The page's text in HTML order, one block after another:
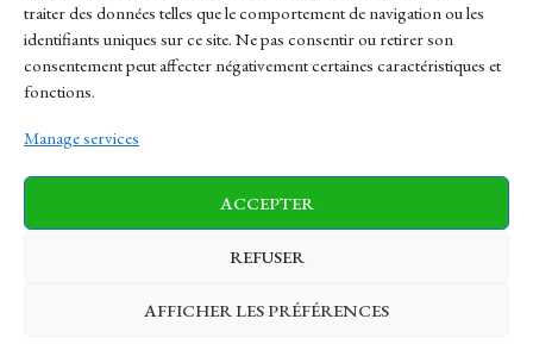
traiter des données telles que le comportement de navigation ou les
identifiants uniques sur ce site. Ne pas consentir ou retirer son
consentement peut affecter négativement certaines caractéristiques et
fonctions.
Manage services
ACCEPTER
REFUSER
AFFICHER LES PRÉFÉRENCES
Contact
Sitemap
News Finance-Marches Politics
Business Tech Health Sports Travel
© 1997-2026 - lepolitique.net. All Rights Reserved.